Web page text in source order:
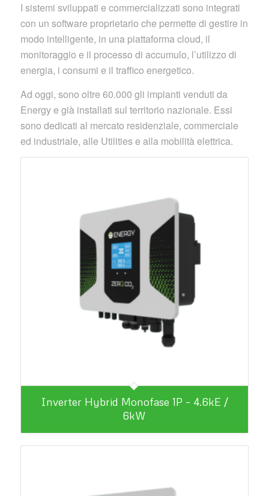
I sistemi sviluppati e commercializzati sono integrati
con un software proprietario che permette di gestire in
modo intelligente, in una piattaformacloud, il
monitoraggio e il processo di accumulo, l’utilizzo di
energia, i consumi e il traffico energetico.
Ad oggi, sono oltre 60.000 gli impianti venduti da
Energy e già installati sul territorio nazionale. Essi
sono dedicati al mercato residenziale, commerciale
ed industriale, alle Utilities e alla mobilità elettrica.
Inverter Hybrid Monofase 1P – 4.6kE /
6kW